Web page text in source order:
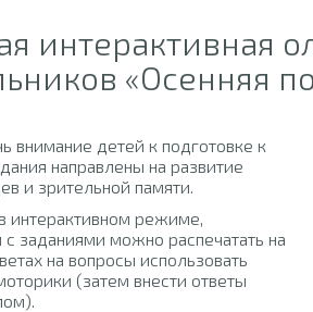
интерактивная
«Осенняя
внимание детей к подготовке к
направлены на развитие
и зрительной памяти.
интерактивном режиме,
заданиями можно распечатать на
на вопросы использовать
(затем внести ответы